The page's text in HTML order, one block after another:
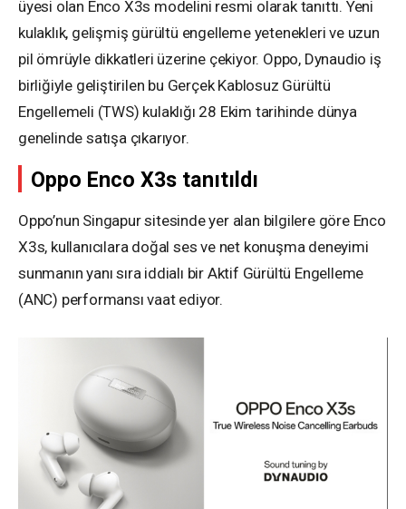
üyesi olan Enco X3s modelini resmi olarak tanıttı. Yeni
kulaklık, gelişmiş gürültü engelleme yetenekleri ve uzun
pil ömrüyle dikkatleri üzerine çekiyor. Oppo, Dynaudio iş
birliğiyle geliştirilen bu Gerçek Kablosuz Gürültü
Engellemeli (TWS) kulaklığı 28 Ekim tarihinde dünya
genelinde satışa çıkarıyor.
Oppo Enco X3s tanıtıldı
Oppo’nun Singapur sitesinde yer alan bilgilere göre Enco
X3s, kullanıcılara doğal ses ve net konuşma deneyimi
sunmanın yanı sıra iddialı bir Aktif Gürültü Engelleme
(ANC) performansı vaat ediyor.